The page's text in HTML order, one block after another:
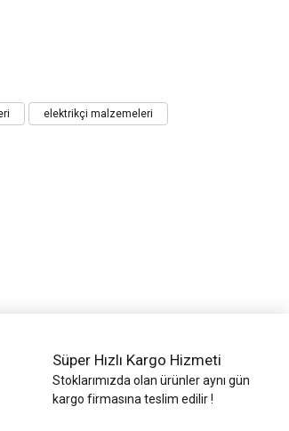
elektrikçi malzemeleri
Süper Hızlı Kargo Hizmeti
Stoklarımızda olan ürünler aynı gün
kargo firmasına teslim edilir !